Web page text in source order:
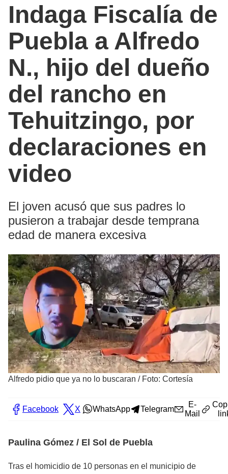
Indaga Fiscalía de
Puebla a Alfredo
N., hijo del dueño
del rancho en
Tehuitzingo, por
declaraciones en
video
El joven acusó que sus padres lo
pusieron a trabajar desde temprana
edad de manera excesiva
Alfredo pidio que ya no lo buscaran / Foto: Cortesía
Facebook X WhatsApp Telegram
E-
Mail
Paulina Gómez / El Sol de Puebla
Tras el homicidio de 10 personas en el municipio de